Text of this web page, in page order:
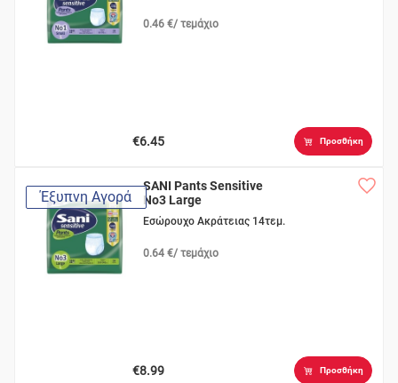
0.46 €/ τεμάχιο
€6.45 Προσθήκη
Έξυπνη Αγορά
SANI Pants Sensitive
No3 Large
Εσώρουχο Ακράτειας 14τεμ.
0.64 €/ τεμάχιο
€8.99 Προσθήκη